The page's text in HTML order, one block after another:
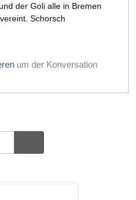
der Goli alle in Bremen
Schorsch
um der Konversation